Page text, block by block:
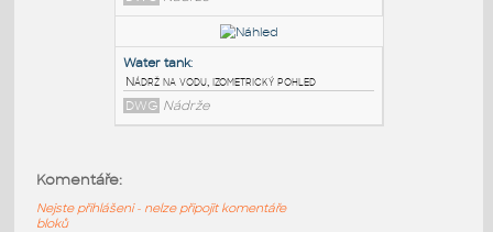
FEED WATER TANK 20T_3D:
FEED WATER TANK 20T_3D
DWG Nádrže
DWG
Nádrže
Komentáře:
Nejste přihlášeni - nelze připojit komentáře
bloků